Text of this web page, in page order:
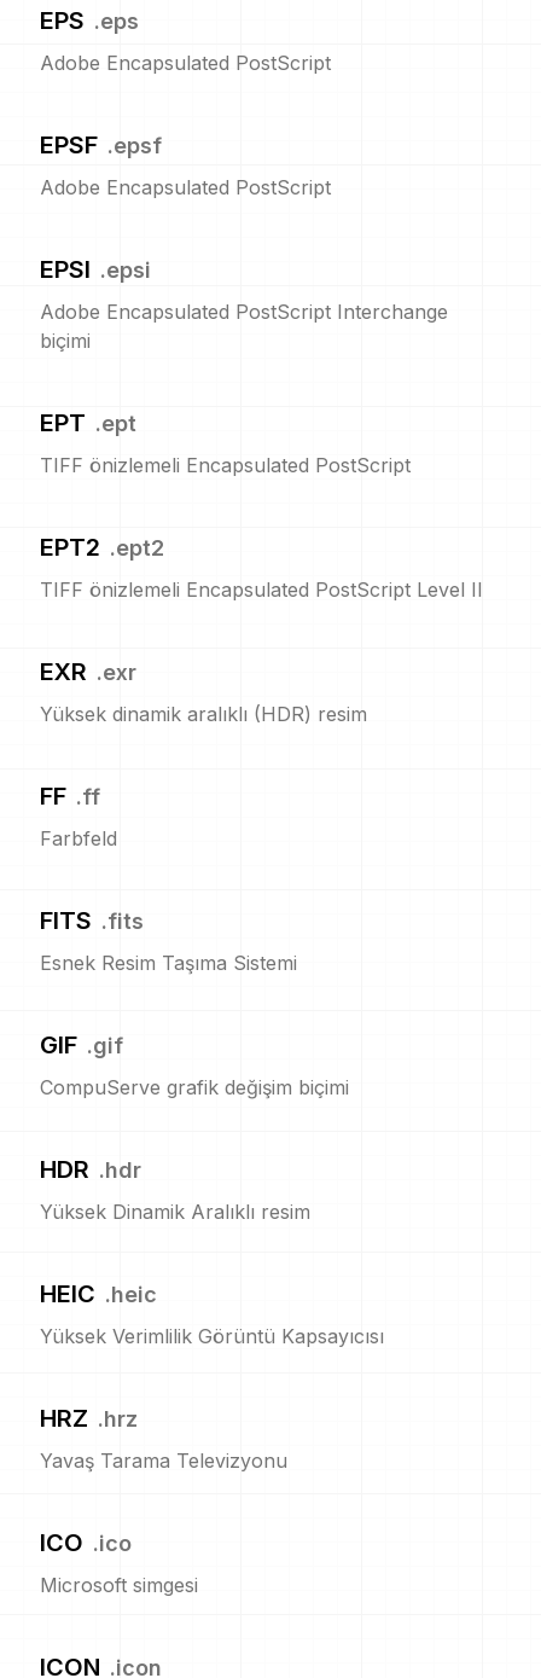
EPS .eps
Adobe Encapsulated PostScript
EPSF .epsf
Adobe Encapsulated PostScript
EPSI .epsi
Adobe Encapsulated PostScript Interchange
biçimi
EPT .ept
TIFF önizlemeli Encapsulated PostScript
EPT2 .ept2
TIFF önizlemeli Encapsulated PostScript Level II
EXR .exr
Yüksek dinamik aralıklı (HDR) resim
FF .ff
Farbfeld
FITS .fits
Esnek Resim Taşıma Sistemi
GIF .gif
CompuServe grafik değişim biçimi
HDR .hdr
Yüksek Dinamik Aralıklı resim
HEIC .heic
Yüksek Verimlilik Görüntü Kapsayıcısı
HRZ .hrz
Yavaş Tarama Televizyonu
ICO .ico
Microsoft simgesi
ICON .icon